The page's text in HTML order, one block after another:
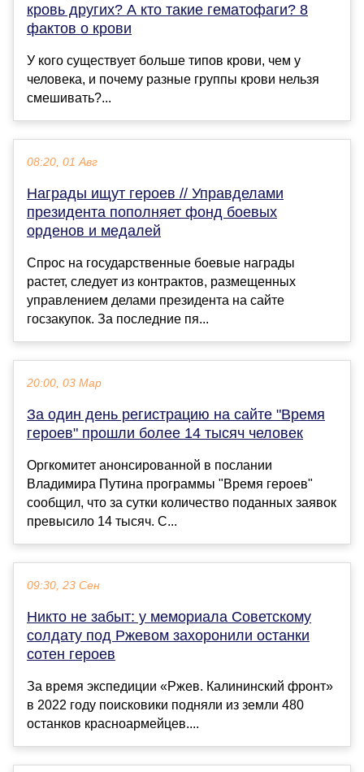
кровь других? А кто такие гематофаги? 8
фактов о крови
У кого существует больше типов крови, чем у
человека, и почему разные группы крови нельзя
смешивать?...
08:20, 01 Авг
Награды ищут героев // Управделами
президента пополняет фонд боевых
орденов и медалей
Спрос на государственные боевые награды
растет, следует из контрактов, размещенных
управлением делами президента на сайте
госзакупок. За последние пя...
20:00, 03 Мар
За один день регистрацию на сайте "Время
героев" прошли более 14 тысяч человек
Оргкомитет анонсированной в послании
Владимира Путина программы "Время героев"
сообщил, что за сутки количество поданных заявок
превысило 14 тысяч. С...
09:30, 23 Сен
Никто не забыт: у мемориала Советскому
солдату под Ржевом захоронили останки
сотен героев
За время экспедиции «Ржев. Калининский фронт»
в 2022 году поисковики подняли из земли 480
останков красноармейцев....